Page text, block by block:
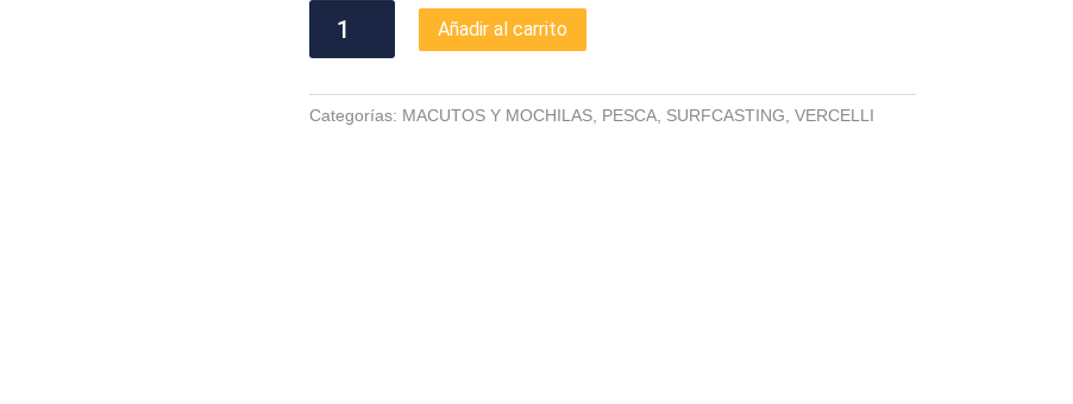
CARRETE
cantidad
Añadir al carrito
Categorías: MACUTOS Y MOCHILAS, PESCA, SURFCASTING VERCELLI